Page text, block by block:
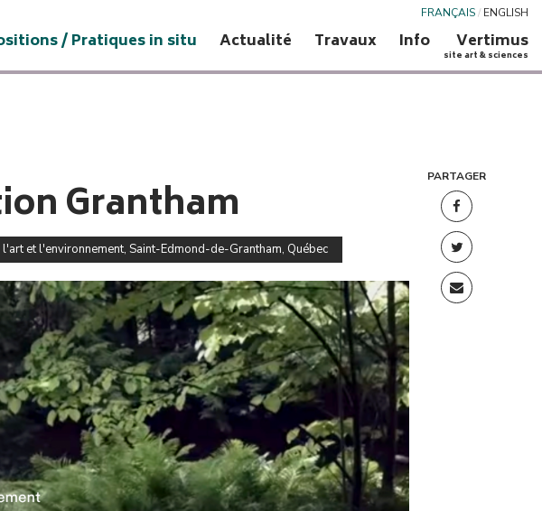
FRANÇAIS/ENGLISH
/ Pratiques in situ Actualité Travaux Info Vertimus
site art & sciences
PARTAGER
Grantham
et l'environnement, Saint-Edmond-de-Grantham, Québec